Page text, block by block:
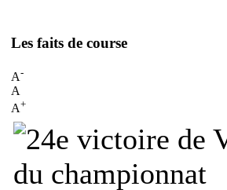
Les faits de course
A-
A
A+